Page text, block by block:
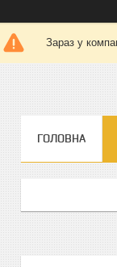
Зараз у
ГОЛОВНА